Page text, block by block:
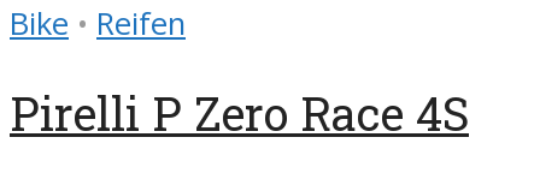
Bike • Reifen
Pirelli P Zero Race 4S